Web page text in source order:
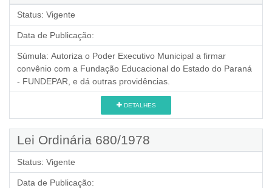
Status: Vigente
Data de Publicação:
Súmula: Autoriza o Poder Executivo Municipal a firmar
convênio com a Fundação Educacional do Estado do Paraná
- FUNDEPAR, e dá outras providências.
DETALHES
Lei Ordinária 680/1978
Status: Vigente
Data de Publicação: